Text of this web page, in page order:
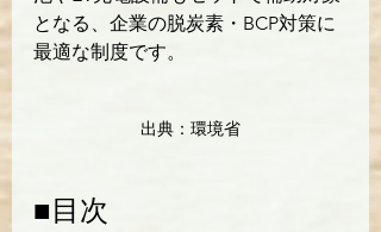
となる、企業の脱炭素・BCP対策に
最適な制度です。
出典：環境省
■目次